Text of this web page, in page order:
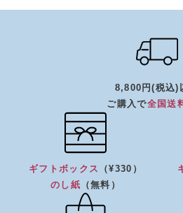
8,800円(税込)
ご購入で全国送
ギフトボックス
（¥330）
のし紙 （無料）